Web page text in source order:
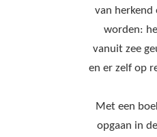
van herkend
worden:
vanuit zee
en er zelf op
Met een
opgaan in